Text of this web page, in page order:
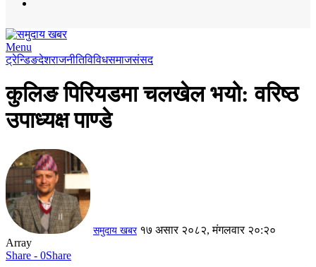
Menu
ट्रेन्डिङदेशराजनीतिविविधसमाजसंसद
कुलिङ पिरियडमा चलखेल भयो: वरिष्ठ
उपाध्यक्ष पाण्डे
समुदाय खबर १७ असार २०८२, मंगलवार २०:२०
Array
Share - 0Share